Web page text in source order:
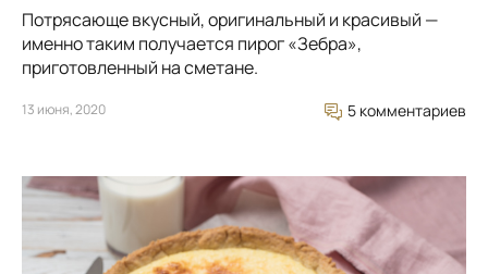
Потрясающе вкусный, оригинальный и красивый —
именно таким получается пирог «Зебра»,
приготовленный на сметане.
13 июня, 2020 5 комментариев